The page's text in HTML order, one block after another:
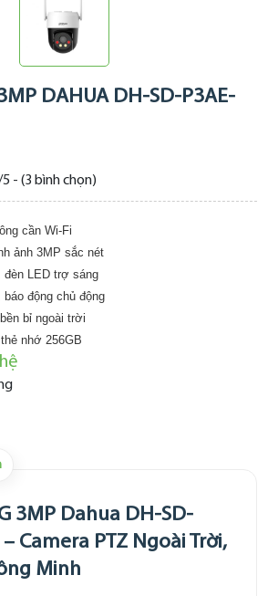
DAHUA DH-SD-P3AE-
- (3 bình chọn)
cần Wi-Fi
ảnh 3MP sắc nét
đèn LED trợ sáng
động chủ động
bỉ ngoài trời
nhớ 256GB
3MP Dahua DH-SD-
– Camera PTZ Ngoài Trời,
Minh